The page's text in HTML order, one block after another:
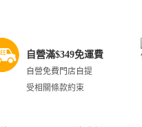
自營滿$349免運費
自營免費門店自提
受相關條款約束